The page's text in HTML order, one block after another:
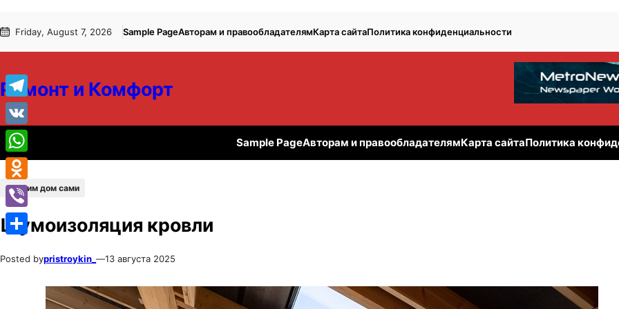
к
к
Friday, August 7, 2026 Sample PageАвторам и правообладателямКарта сайтаПолитика конфиденциальности
Ремонт и Комфорт
Sample PageАвторам и правообладателямКарта сайтаПолитика
Строим дом сами
Шумоизоляция кровли
Posted bypristroykin_ —13 августа 2025
Telegram
VK
WhatsApp
Odnoklassniki
Viber